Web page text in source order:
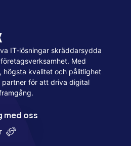
IT-lösningar skräddarsydda
Med
högsta kvalitet och pålitlighet
för att driva digital
med oss